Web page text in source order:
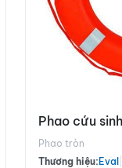
Phao cứu
Phao tròn
Thương hiệu: Eval